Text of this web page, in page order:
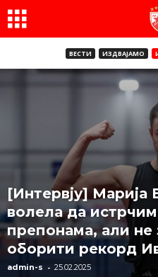
ВЕСТИ ИЗДВАЈАМО
[Интервју]
волела да
препонама, али не
оборити рекорд
admin-s - 25.02.2025